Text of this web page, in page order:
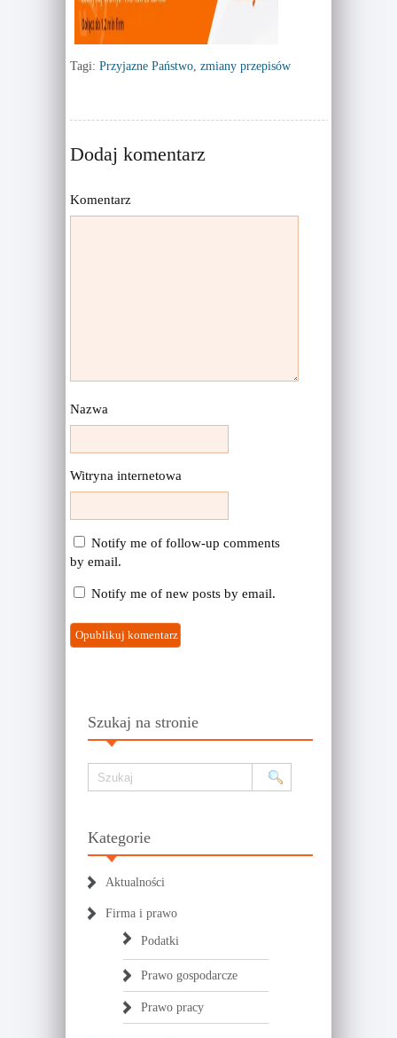
o
w
)
)
Tagi: Przyjazne Państwo, zmiany przepisów
Dodaj komentarz
Komentarz
Nazwa
Witryna internetowa
Notify me of follow-up comments
by email.
Notify me of new posts by email.
Szukaj na stronie
Kategorie
Aktualności
Firma i prawo
Podatki
Prawo gospodarcze
Prawo pracy